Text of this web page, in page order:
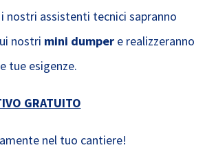
nostri assistenti tecnici sapranno
nostri mini dumpere realizzeranno
tue esigenze.
GRATUITO
nel tuo cantiere!